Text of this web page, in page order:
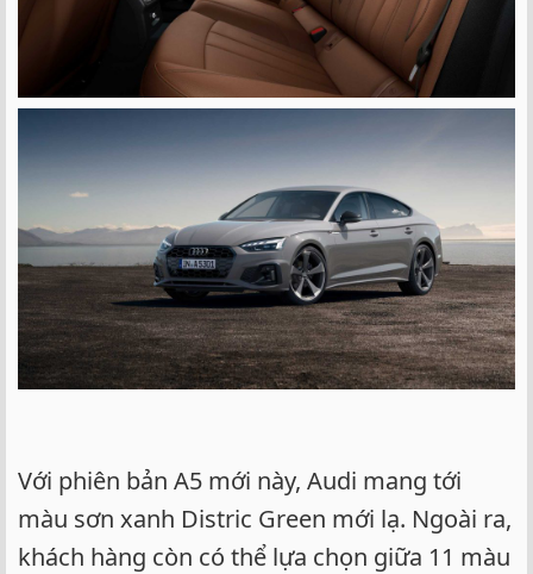
Với phiên bản A5 mới này, Audi mang tới
màu sơn xanh Distric Green mới lạ. Ngoài ra,
khách hàng còn có thể lựa chọn giữa 11 màu